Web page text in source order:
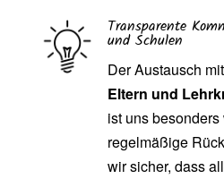
Transparente
und Schulen
Der Austausch mit
Eltern und
ist uns
regelmäßige
wir sicher, dass